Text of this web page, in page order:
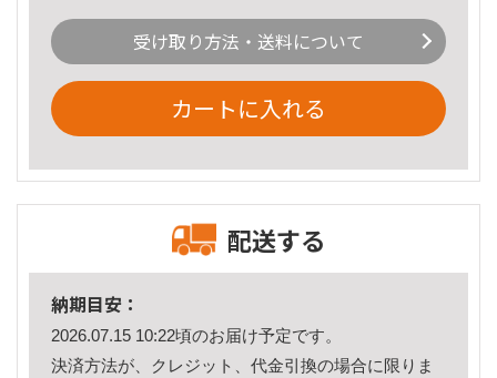
受け取り方法・送料について
カートに入れる
配送する
納期目安：
2026.07.15 10:22頃のお届け予定です。
決済方法が、クレジット、代金引換の場合に限りま